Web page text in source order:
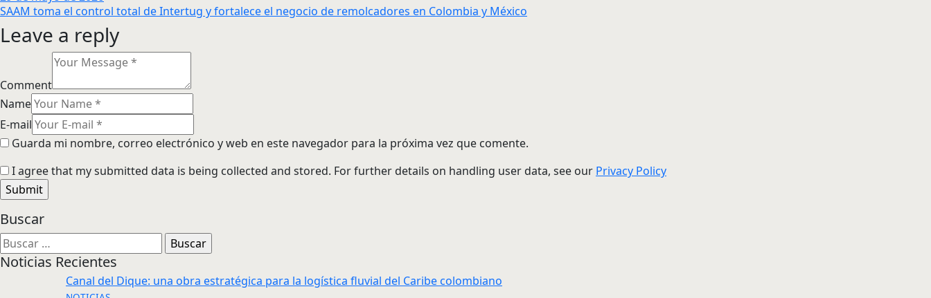
SAAM toma el control total de Intertug y fortalece el negocio de remolcadores en Colombia y México
Leave a reply
Comment
Name
E-mail
Guarda mi nombre, correo electrónico y web en este navegador para la próxima vez que comente.
I agree that my submitted data is being collected and stored. For further details on handling user data, see our Privacy Policy
Buscar
Buscar:
Noticias Recientes
Canal del Dique: una obra estratégica para la logística fluvial del Caribe colombiano